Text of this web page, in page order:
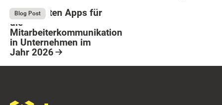
August 4, 2026
Blog Post
Die 9 besten Apps für
die
Mitarbeiterkommunikation
in Unternehmen im
Jahr 2026